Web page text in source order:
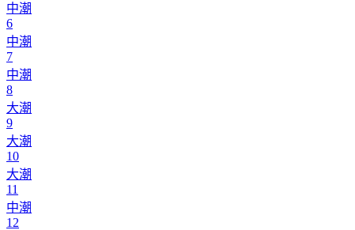
中潮
6
中潮
7
中潮
8
大潮
9
大潮
10
大潮
11
中潮
12